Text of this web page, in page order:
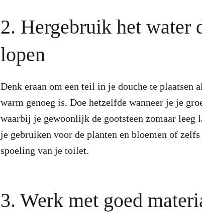
2. Hergebruik het water
lopen
Denk eraan om een teil in je douche te plaatsen
warm genoeg is. Doe hetzelfde wanneer je je
waarbij je gewoonlijk de gootsteen zomaar leeg
je gebruiken voor de planten en bloemen of
spoeling van je toilet.
3. Werk met goed